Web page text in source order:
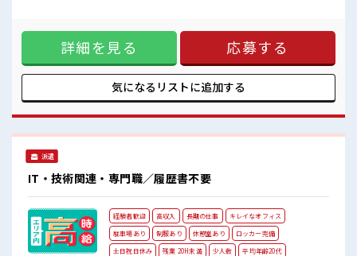
休憩室やロッカーも完備！
荷物が多くても安心♪
無料の制服があるのもうれしいポイント♪
#ryo
方にもオススメ♪ 赴任時の交通費も当社が負担するのですぐ
に始められます！ 《経験を活かして収入UP↑↑》 高時給
2300円！ 経験を活かして働けるのでヤリガイ抜群！ さらにス
キルUPしちゃいましょう★ 《人気の日勤×土日祝やすみ*》
土日祝休みだから予定がたてやすい！ うれしい大型連休もあ
り！ プライベートも充実♪ ■職場の雰囲気 少人数の職場で働
んでもOK！ 無料の駐車場もあります◎ 休憩室やロッカーも
完備！ 荷物が多くても安心♪ 無料の制服があるのもうれしい
詳細を見る 応募する
気になるリストに追加する
派遣
IT・技術関連・専門職／履歴書不要
経験者歓迎 高収入 長期の仕事
キレイなオフィス
駐車場あり
制服あり 休憩室あり
ロッカー完備
土日祝日休み
残業 20H未満 少人数
平均年齢20代